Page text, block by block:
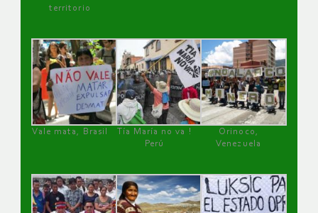
territorio
Vale mata, Brasil
Tía María no va !
Perú
Orinoco,
Venezuela